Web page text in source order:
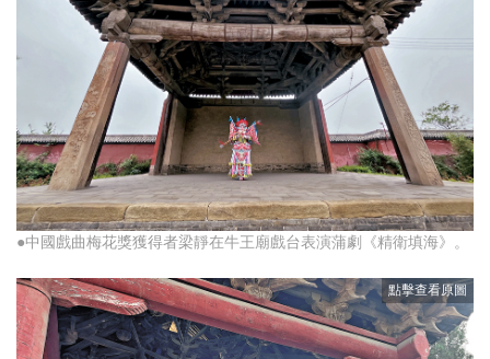
●中國戲曲梅花獎獲得者梁靜在牛王廟戲台表演蒲劇《精衛填海》。